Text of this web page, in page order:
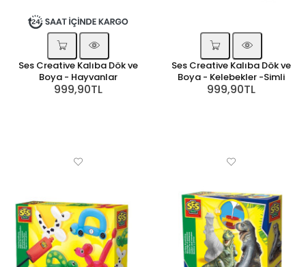
Ses Creative Kalıba Dök ve
Boya - Hayvanlar
999,90TL
Ses Creative Kalıba Dök ve
Boya - Kelebekler -Simli
999,90TL